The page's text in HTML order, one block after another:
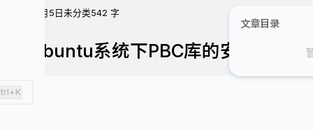
24年9月5日 未分类542 字
🔑Ubuntu系统下PBC库的安装
文章目录